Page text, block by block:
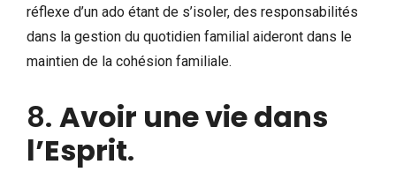
réflexe d’un ado étant de s’isoler, des responsabilités
dans la gestion du quotidien familial aideront dans le
maintien de la cohésion familiale.
8. Avoir une vie dans
l’Esprit.